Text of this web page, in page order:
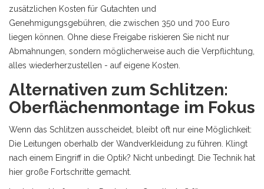
zusätzlichen Kosten für Gutachten und
Genehmigungsgebühren, die zwischen 350 und 700 Euro
liegen können. Ohne diese Freigabe riskieren Sie nicht nur
Abmahnungen, sondern möglicherweise auch die Verpflichtung,
alles wiederherzustellen - auf eigene Kosten.
Alternativen zum Schlitzen:
Oberflächenmontage im Fokus
Wenn das Schlitzen ausscheidet, bleibt oft nur eine Möglichkeit:
Die Leitungen oberhalb der Wandverkleidung zu führen. Klingt
nach einem Eingriff in die Optik? Nicht unbedingt. Die Technik hat
hier große Fortschritte gemacht.